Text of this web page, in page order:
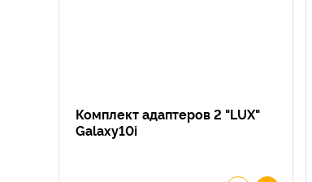
Комплект адаптеров 2 "LUX"
Galaxy10i